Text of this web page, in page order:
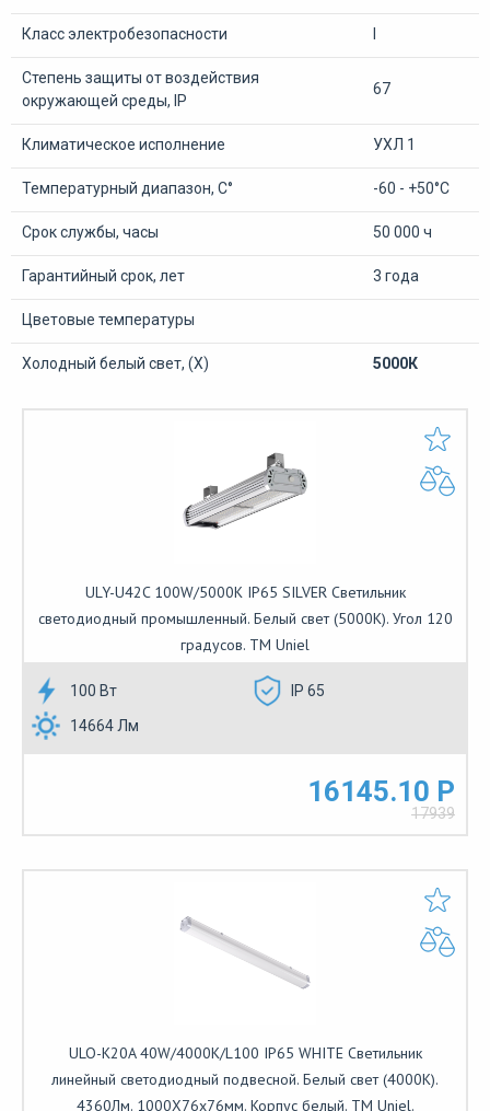
Класс электробезопасности I
Степень защиты от воздействия
окружающей среды, IP
67
Климатическое исполнение УХЛ 1
Температурный диапазон, С° -60 - +50°С
Срок службы, часы 50 000 ч
Гарантийный срок, лет 3 года
Цветовые температуры
Холодный белый свет, (Х) 5000К
ULY-U42C 100W/5000K IP65 SILVER Светильник
светодиодный промышленный. Белый свет (5000K). Угол 120
градусов. TM Uniel
100 Вт
IP 65
14664 Лм
16145.10 Р
17939
ULO-K20A 40W/4000K/L100 IP65 WHITE Светильник
линейный светодиодный подвесной. Белый свет (4000К).
4360Лм. 1000Х76х76мм. Корпус белый. TM Uniel.